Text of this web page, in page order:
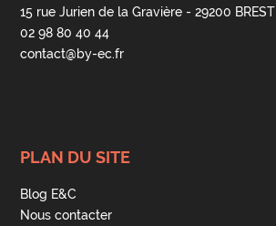
15 rue Jurien de la Gravière - 29200 BREST
02 98 80 40 44
contact@by-ec.fr
PLAN DU SITE
Blog E&C
Nous contacter